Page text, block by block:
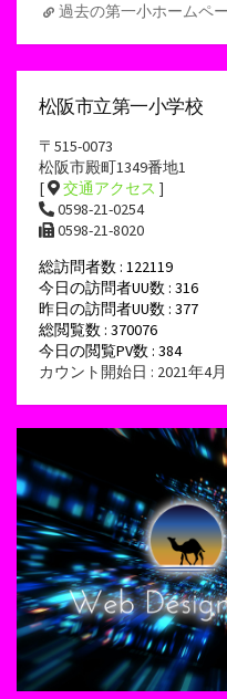
過去の第一小ホームペ
松阪市立第一小学校
〒515-0073
松阪市殿町1349番地1
[
交通アクセス ]
0598-21-0254
0598-21-8020
総訪問者数 : 122119
今日の訪問者UU数 : 316
昨日の訪問者UU数 : 377
総閲覧数 : 370076
今日の閲覧PV数 : 384
カウント開始日 : 2021年4